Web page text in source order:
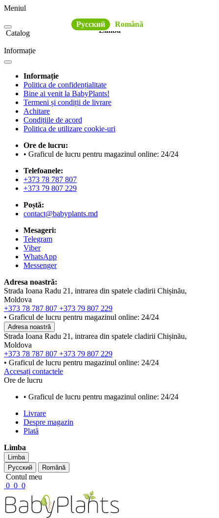
Meniul
Limba
Русский
Română
Catalog
Informație
Informație
Politica de confidențialitate
Bine ai venit la BabyPlants!
Termeni și condiții de livrare
Achitare
Condițiile de acord
Politica de utilizare cookie-uri
Ore de lucru:
• Graficul de lucru pentru magazinul online: 24/24
Telefoanele:
+373 78 787 807
+373 79 807 229
Poștă:
contact@babyplants.md
Mesageri:
Telegram
Viber
WhatsApp
Messenger
Adresa noastră:
Strada Ioana Radu 21, intrarea din spatele cladirii Chișinău,
Moldova
+373 78 787 807 +373 79 807 229
• Graficul de lucru pentru magazinul online: 24/24
Adresa noastră
Strada Ioana Radu 21, intrarea din spatele cladirii Chișinău,
Moldova
+373 78 787 807 +373 79 807 229
• Graficul de lucru pentru magazinul online: 24/24
Accesați contactele
Ore de lucru
• Graficul de lucru pentru magazinul online: 24/24
Livrare
Despre magazin
Plată
Limba
Limba
Русский
Română
Contul meu
0 0 0